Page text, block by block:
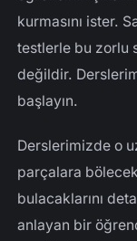
kurmasını ister.
testlerle bu zorlu
değildir.
başlayın.
Derslerimizde o
parçalara
bulacaklarını
anlayan bir